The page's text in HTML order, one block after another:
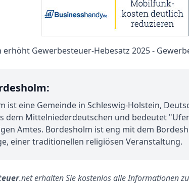
ist eine Gemeinde in Schleswig-Holstein,
dem Mittelniederdeutschen und bedeutet
Amtes. Bordesholm ist eng mit dem
einer traditionellen religiösen Veranstaltung.
.net erhalten Sie kostenlos alle Informationen